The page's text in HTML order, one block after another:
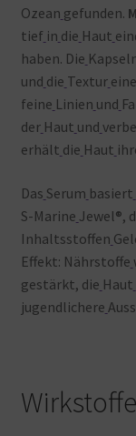
Ozean gefunden.
tief in die Haut
haben. Die
und die Textur
feine Linien und
der Haut und
erhält die Haut
Das Serum basiert
S-Marine Jewel®,
Inhaltsstoffen
Effekt: Nährstoffe
gestärkt, die Haut
jugendlichere